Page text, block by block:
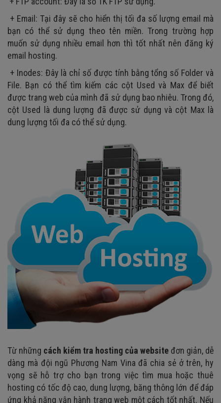
+ Email: Tại đây sẽ cho hiển thị tối đa số lượng email mà
bạn có thể sử dụng theo tên miền. Trong trường hợp
muốn sử dụng nhiều email hơn thì tốt nhất nên đăng ký
email hosting.
+ Inodes: Đây là chỉ số được tính bằng tổng số Folder và
File. Bạn có thể tìm kiếm các cột Used và Max để biết
được trang web của mình đã sử dụng bao nhiêu. Trong đó,
cột Used là dung lượng đã được sử dụng và cột Max là
dung lượng tối đa có thể sử dụng.
Từ những cách kiểm tra hosting của website đơn giản, dễ
dàng mà đội ngũ Phương Nam Vina đã chia sẻ ở trên, hy
vọng sẽ hỗ trợ cho bạn trong việc tìm mua hoặc thuê
hosting có tốc độ cao, dung lượng, băng thông lớn để đáp
ứng khả năng vận hành trang web một cách tốt nhất. Nếu